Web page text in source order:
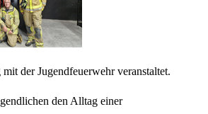
der Jugendfeuerwehr veranstaltet.
den Alltag einer